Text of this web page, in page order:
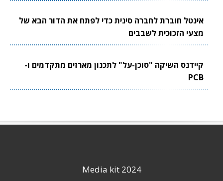
אינטל חוברת לחברה סינית כדי לפתח את הדור הבא של
מצעי הזכוכית לשבבים
קיידנס השיקה "סוכן-על" לתכנון מארזים מתקדמים ו-
PCB
Media kit 2024